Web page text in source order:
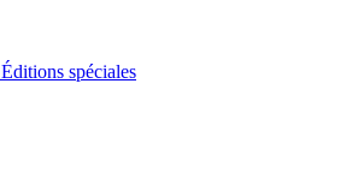
Éditions spéciales